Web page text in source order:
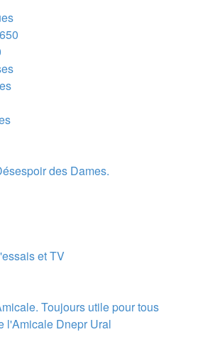
des Dames.
et TV
Toujours utile pour tous
Dnepr Ural